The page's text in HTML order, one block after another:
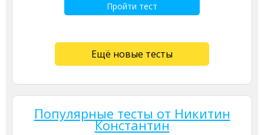
Пройти тест
Ещё новые тесты
Популярные тесты от Никитин
Константин